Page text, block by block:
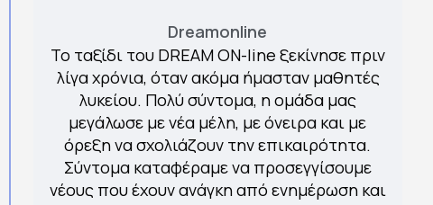
Dreamonline
Το ταξίδι του DREAM ON-line ξεκίνησε πριν
λίγα χρόνια, όταν ακόμα ήμασταν μαθητές
λυκείου. Πολύ σύντομα, η ομάδα μας
μεγάλωσε με νέα μέλη, με όνειρα και με
όρεξη να σχολιάζουν την επικαιρότητα.
Σύντομα καταφέραμε να προσεγγίσουμε
νέους που έχουν ανάγκη από ενημέρωση και